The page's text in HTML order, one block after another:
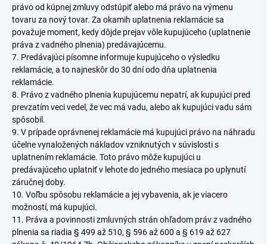
právo od kúpnej zmluvy odstúpiť alebo má právo na výmenu
tovaru za nový tovar. Za okamih uplatnenia reklamácie sa
považuje moment, kedy dôjde prejav vôle kupujúceho (uplatnenie
práva z vadného plnenia) predávajúcemu.
7. Predávajúci písomne informuje kupujúceho o výsledku
reklamácie, a to najneskôr do 30 dní odo dňa uplatnenia
reklamácie.
8. Právo z vadného plnenia kupujúcemu nepatrí, ak kupujúci pred
prevzatím veci vedel, že vec má vadu, alebo ak kupujúci vadu sám
spôsobil.
9. V prípade oprávnenej reklamácie má kupujúci právo na náhradu
účelne vynaložených nákladov vzniknutých v súvislosti s
uplatnením reklamácie. Toto právo môže kupujúci u
predávajúceho uplatniť v lehote do jedného mesiaca po uplynutí
záručnej doby.
10. Voľbu spôsobu reklamácie a jej vybavenia, ak je viacero
možností, má kupujúci.
11. Práva a povinnosti zmluvných strán ohľadom práv z vadného
plnenia sa riadia § 499 až 510, § 596 až 600 a § 619 až 627